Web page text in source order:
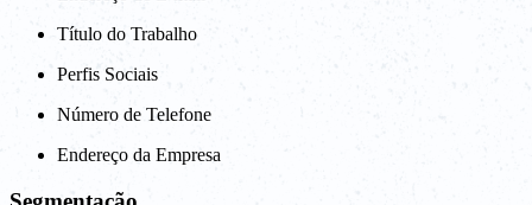
Título do Trabalho
Perfis Sociais
Número de Telefone
Endereço da Empresa